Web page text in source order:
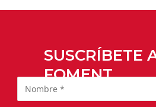
SUSCRÍBETE
FOMENT